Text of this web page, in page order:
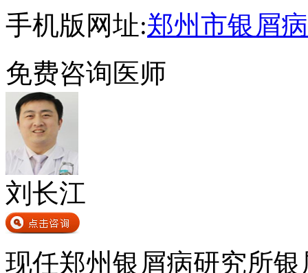
手机版网址:郑州市银屑
免费咨询医师
刘长江
现任郑州银屑病研究所